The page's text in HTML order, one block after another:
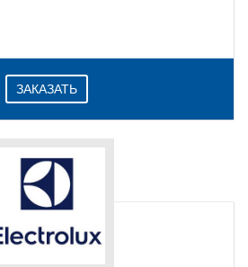
ЗАКАЗАТЬ